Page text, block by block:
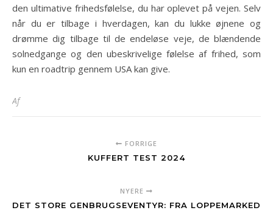
den ultimative frihedsfølelse, du har oplevet på vejen. Selv
når du er tilbage i hverdagen, kan du lukke øjnene og
drømme dig tilbage til de endeløse veje, de blændende
solnedgange og den ubeskrivelige følelse af frihed, som
kun en roadtrip gennem USA kan give.
Af
FORRIGE
KUFFERT TEST 2024
NYERE
DET STORE GENBRUGSEVENTYR: FRA LOPPEMARKED